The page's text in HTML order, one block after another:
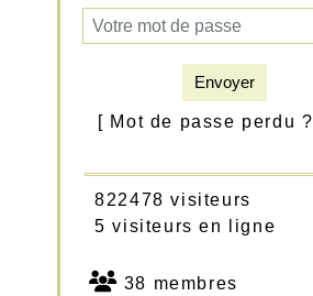
Envoyer
[ Mot de passe perdu ?
822478 visiteurs
5 visiteurs en ligne
38 membres